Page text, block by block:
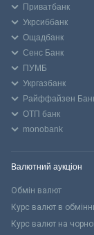
Приватбанк
Укрсиббанк
Ощадбанк
Сенс Банк
ПУМБ
Укргазбанк
Райффайзен
ОТП банк
monobank
Валютний аукціон
Обмін валют
Курс валют в
Курс валют на